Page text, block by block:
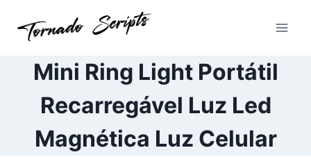
para
ConteúdoMini Ring Light Portátil
Recarregável Luz Led
Magnética Luz Celular